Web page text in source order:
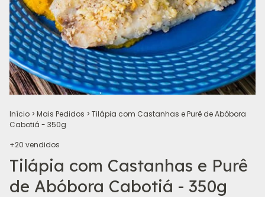
Início > Mais Pedidos > Tilápia com Castanhas e Purê de Abóbora
Cabotiá - 350g
+20 vendidos
Tilápia com Castanhas e Purê
de Abóbora Cabotiá - 350g